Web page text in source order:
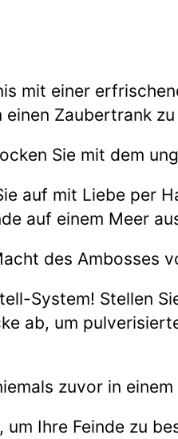
mit einer
einen Zaubertrank
Sie mit dem
auf mit Liebe per
auf einem Meer
des Ambosses
System! Stellen
ab, um
zuvor in
Ihre Feinde zu